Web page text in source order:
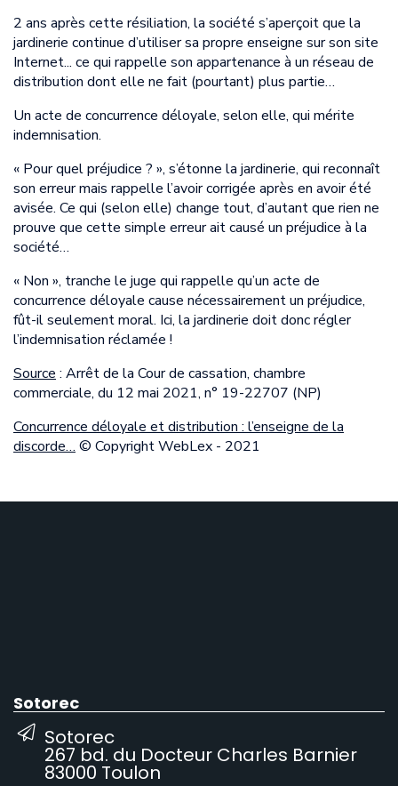
2 ans après cette résiliation, la société s’aperçoit que la
jardinerie continue d’utiliser sa propre enseigne sur son site
Internet... ce qui rappelle son appartenance à un réseau de
distribution dont elle ne fait (pourtant) plus partie…
Un acte de concurrence déloyale, selon elle, qui mérite
indemnisation.
« Pour quel préjudice ? », s’étonne la jardinerie, qui reconnaît
son erreur mais rappelle l’avoir corrigée après en avoir été
avisée. Ce qui (selon elle) change tout, d’autant que rien ne
prouve que cette simple erreur ait causé un préjudice à la
société…
« Non », tranche le juge qui rappelle qu’un acte de
concurrence déloyale cause nécessairement un préjudice,
fût-il seulement moral. Ici, la jardinerie doit donc régler
l’indemnisation réclamée !
Source : Arrêt de la Cour de cassation, chambre
commerciale, du 12 mai 2021, n° 19-22707 (NP)
Concurrence déloyale et distribution : l’enseigne de la
discorde… © Copyright WebLex - 2021
Sotorec
Sotorec
267 bd. du Docteur Charles Barnier
83000 Toulon